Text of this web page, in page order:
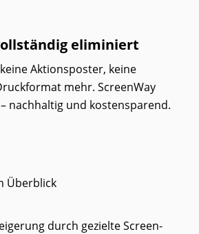
eliminiert
Aktionsposter, keine
mehr. ScreenWay
nachhaltig und kostensparend.
Überblick
durch gezielte Screen-